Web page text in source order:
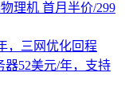
理机 首月半价/299
，三网优化回程
器52美元/年，支持